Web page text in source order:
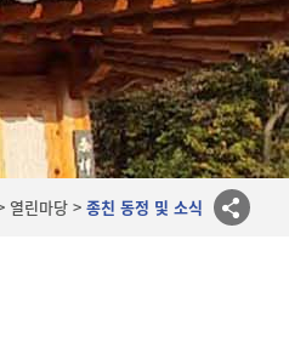
열린마당 종친 동정 및 소식